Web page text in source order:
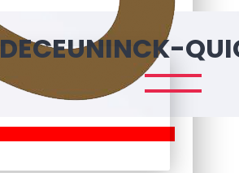
DECEUNINCK-